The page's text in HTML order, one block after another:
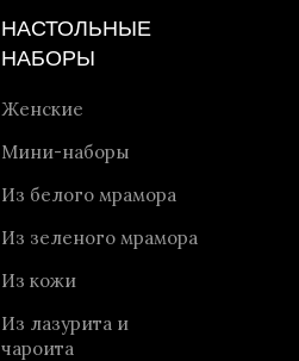
НАСТОЛЬНЫЕ
НАБОРЫ
Женские
Мини-наборы
Из белого мрамора
Из зеленого мрамора
Из кожи
Из лазурита и
чароита